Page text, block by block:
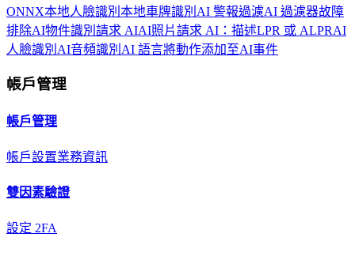
ONNX本地人臉識別 本地車牌識別 AI 警報過濾AI 過濾器故障
排除AI物件識別 請求 AIAI照片請求 AI：描述LPR 或 ALPRAI
人臉識別 AI音頻識別 AI 語言將動作添加至AI事件
帳戶管理
帳戶管理
帳戶設置業務資訊
雙因素驗證
設定 2FA